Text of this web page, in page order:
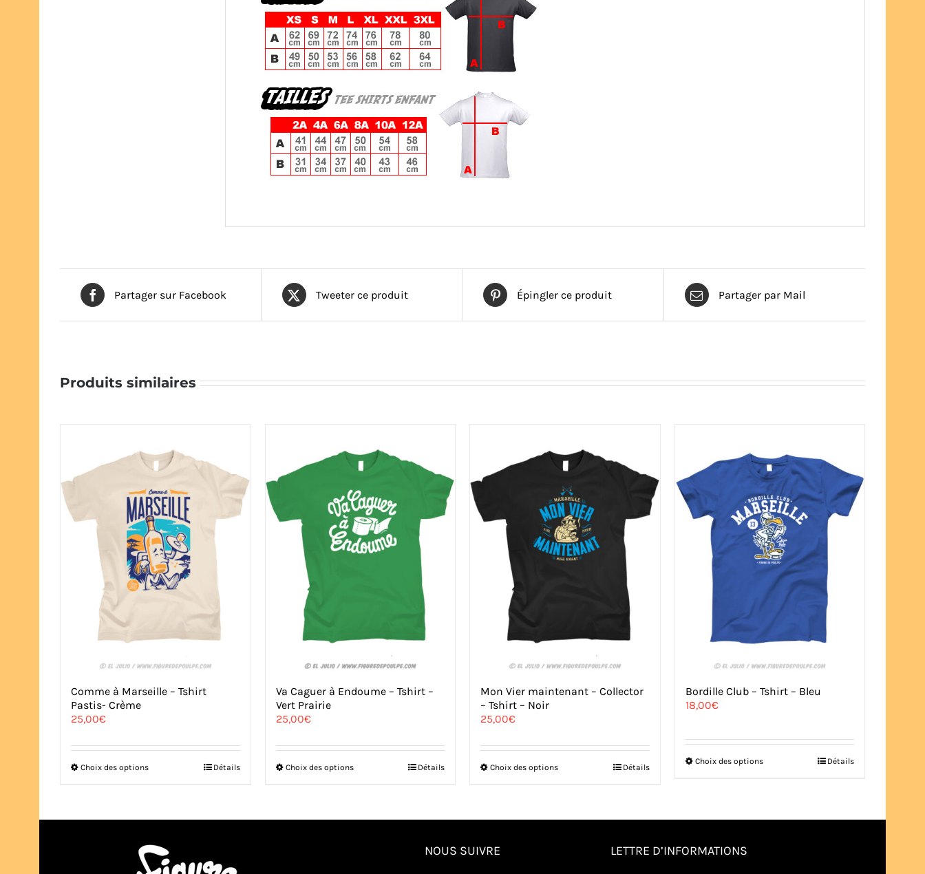
Partager sur Facebook Tweeter ce produit Épingler ce produit Partager par Mail
Produits similaires
Comme à Marseille – Tshirt
Pastis- Crème
25,00€
Choix des optionsCe
variations.
options
peuvent
Détails
Va Caguer à Endoume – Tshirt –
Vert Prairie
25,00€
Choix des optionsCe
variations.
Détails
Mon Vier maintenant – Collector
– Tshirt – Noir
25,00€
Choix des optionsCe
variations.
Détails
Bordille Club – Tshirt – Bleu
18,00€
Choix des optionsCe
Détails
NOUS SUIVRE LETTRE D’INFORMATIONS